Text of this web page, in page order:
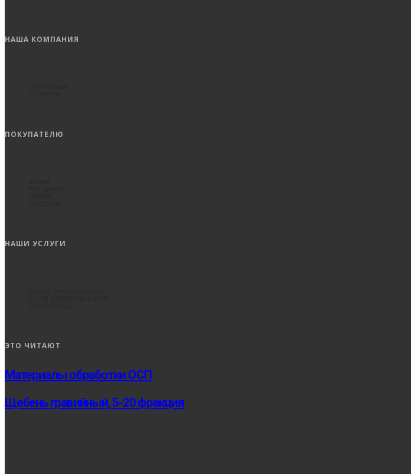
НАША КОМПАНИЯ
ПОКУПАТЕЛЮ
НАШИ УСЛУГИ
ЭТО ЧИТАЮТ
Материалы обработки ОСП
Щебень гравийный, 5-20 фракция